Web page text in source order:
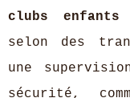
clubs enfants
selon des
une
sécurité,